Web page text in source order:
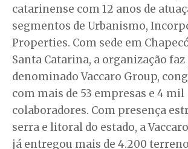
catarinense com 12 anos de
segmentos de Urbanismo,
Properties. Com sede em
Santa Catarina, a organização
denominado Vaccaro Group,
com mais de 53 empresas e 4 mil
colaboradores. Com presença
serra e litoral do estado, a
já entregou mais de 4.200